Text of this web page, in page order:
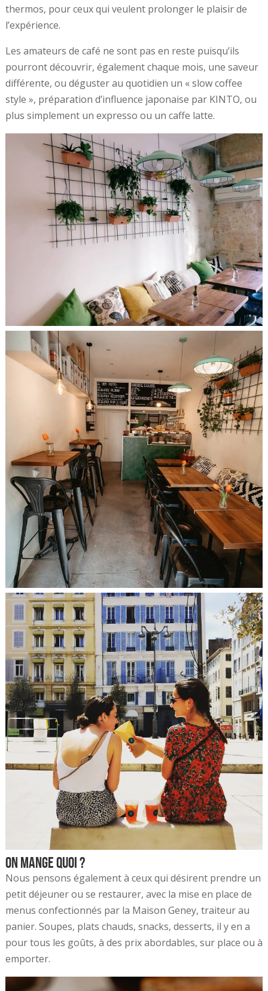
thermos, pour ceux qui veulent prolonger le plaisir de
l’expérience.
Les amateurs de café ne sont pas en reste puisqu’ils
pourront découvrir, également chaque mois, une saveur
différente, ou déguster au quotidien un « slow coffee
style », préparation d’influence japonaise par KINTO, ou
plus simplement un expresso ou un caffe latte.
On mange quoi ?
Nous pensons également à ceux qui désirent prendre un
petit déjeuner ou se restaurer, avec la mise en place de
menus confectionnés par la Maison Geney, traiteur au
panier. Soupes, plats chauds, snacks, desserts, il y en a
pour tous les goûts, à des prix abordables, sur place ou à
emporter.